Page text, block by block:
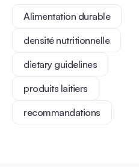
Alimentation durable
densité nutritionnelle
dietary guidelines
produits laitiers
recommandations